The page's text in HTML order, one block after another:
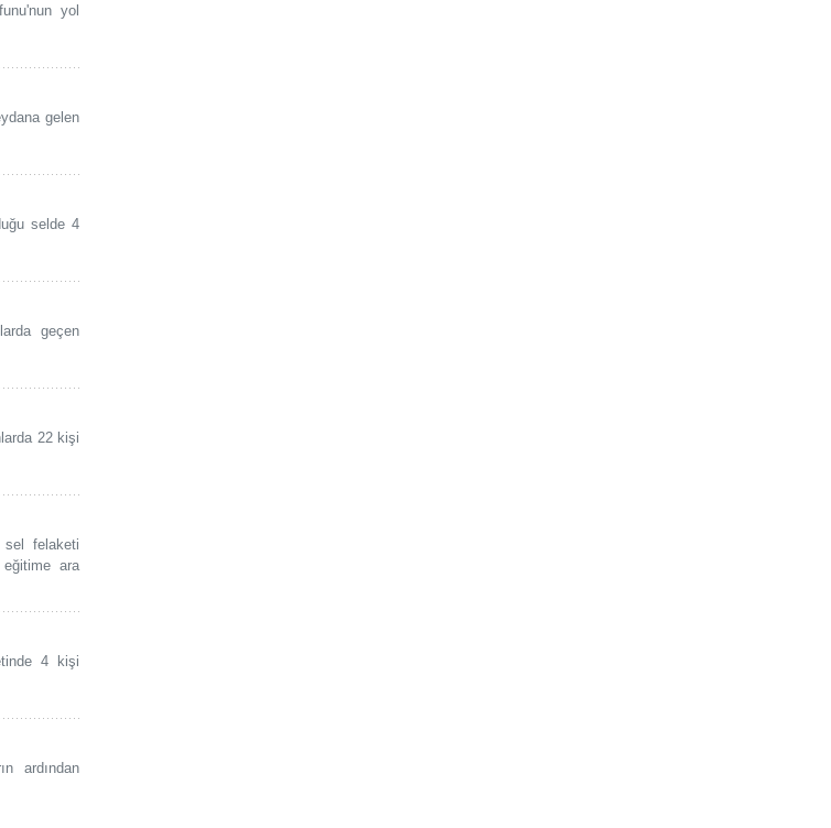
yol
gelen
selde 4
geçen
22 kişi
sel felaketi
ara
4 kişi
ardından